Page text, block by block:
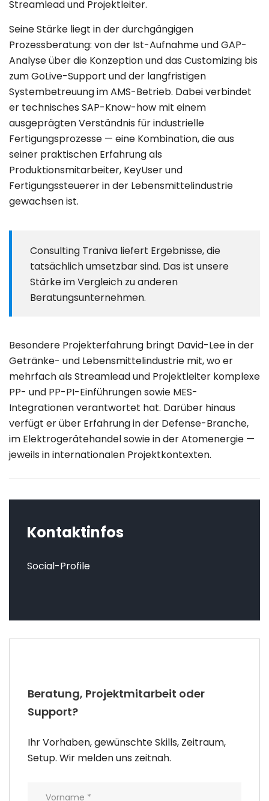
Streamlead und Projektleiter.
Seine Stärke liegt in der durchgängigen
Prozessberatung: von der Ist-Aufnahme und GAP-
Analyse über die Konzeption und das Customizing bis
zum GoLive-Support und der langfristigen
Systembetreuung im AMS-Betrieb. Dabei verbindet
er technisches SAP-Know-how mit einem
ausgeprägten Verständnis für industrielle
Fertigungsprozesse — eine Kombination, die aus
seiner praktischen Erfahrung als
Produktionsmitarbeiter, KeyUser und
Fertigungssteuerer in der Lebensmittelindustrie
gewachsen ist.
Consulting Traniva liefert Ergebnisse, die
tatsächlich umsetzbar sind. Das ist unsere
Stärke im Vergleich zu anderen
Beratungsunternehmen.
Besondere Projekterfahrung bringt David-Lee in der
Getränke- und Lebensmittelindustrie mit, wo er
mehrfach als Streamlead und Projektleiter komplexe
PP- und PP-PI-Einführungen sowie MES-
Integrationen verantwortet hat. Darüber hinaus
verfügt er über Erfahrung in der Defense-Branche,
im Elektrogerätehandel sowie in der Atomenergie —
jeweils in internationalen Projektkontexten.
Kontaktinfos
Social-Profile
Beratung, Projektmitarbeit oder
Support?
Ihr Vorhaben, gewünschte Skills, Zeitraum,
Setup. Wir melden uns zeitnah.